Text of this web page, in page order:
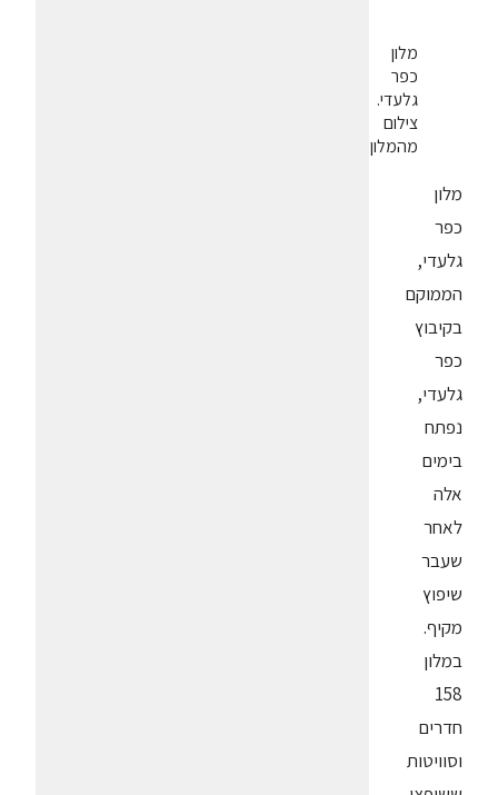
מלון
כפר
גלעדי.
צילום
מהמלון
מלון
כפר
גלעדי,
הממוקם
בקיבוץ
כפר
גלעדי,
נפתח
בימים
אלה
לאחר
שעבר
שיפוץ
מקיף.
במלון
158
חדרים
וסוויטות